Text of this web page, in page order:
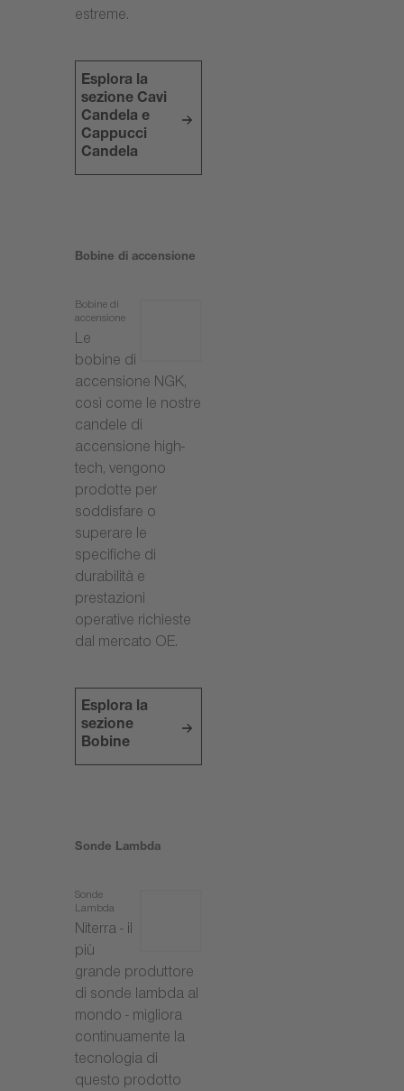
estreme.
Esplora la
sezione Cavi
Candela e
Cappucci
Candela
Bobine di accensione
Bobine di
accensione
Le
bobine di
accensione NGK,
così come le nostre
candele di
accensione high-
tech, vengono
prodotte per
soddisfare o
superare le
specifiche di
durabilità e
prestazioni
operative richieste
dal mercato OE.
Esplora la
sezione
Bobine
Sonde Lambda
Sonde
Lambda
Niterra - il
più
grande produttore
di sonde lambda al
mondo - migliora
continuamente la
tecnologia di
questo prodotto